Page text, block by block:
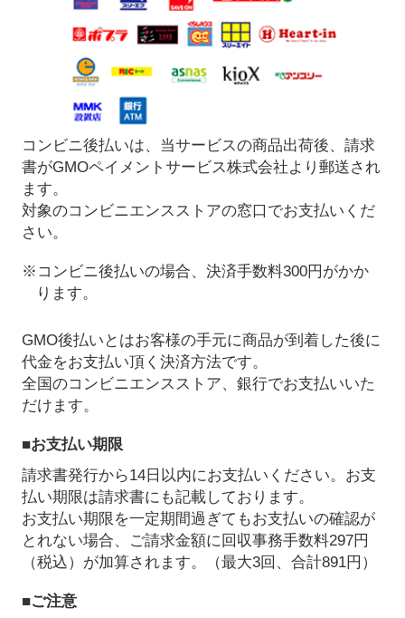
コンビニ後払いは、当サービスの商品出荷後、請求
書がGMOペイメントサービス株式会社より郵送され
ます。
対象のコンビニエンスストアの窓口でお支払いくだ
さい。
※コンビニ後払いの場合、決済手数料300円がかか
ります。
GMO後払いとはお客様の手元に商品が到着した後に
代金をお支払い頂く決済方法です。
全国のコンビニエンスストア、銀行でお支払いいた
だけます。
■お支払い期限
請求書発行から14日以内にお支払いください。お支
払い期限は請求書にも記載しております。
お支払い期限を一定期間過ぎてもお支払いの確認が
とれない場合、ご請求金額に回収事務手数料297円
（税込）が加算されます。（最大3回、合計891円）
■ご注意